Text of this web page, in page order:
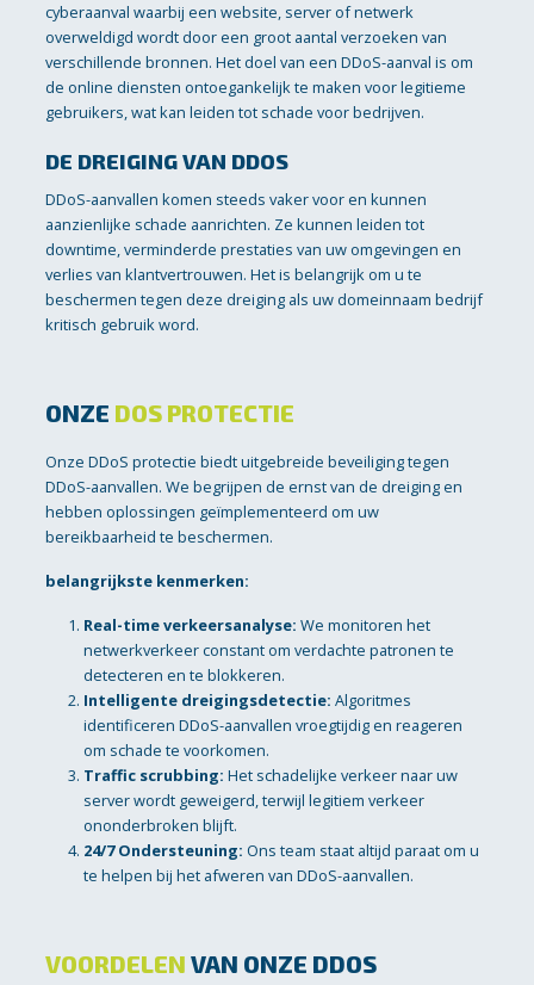
cyberaanval waarbij een website, server of netwerk
overweldigd wordt door een groot aantal verzoeken van
verschillende bronnen. Het doel van een DDoS-aanval is om
de online diensten ontoegankelijk te maken voor legitieme
gebruikers, wat kan leiden tot schade voor bedrijven.
DE DREIGING VAN DDOS
DDoS-aanvallen komen steeds vaker voor en kunnen
aanzienlijke schade aanrichten. Ze kunnen leiden tot
downtime, verminderde prestaties van uw omgevingen en
verlies van klantvertrouwen. Het is belangrijk om u te
beschermen tegen deze dreiging als uw domeinnaam bedrijf
kritisch gebruik word.
ONZE DOS PROTECTIE
Onze DDoS protectie biedt uitgebreide beveiliging tegen
DDoS-aanvallen. We begrijpen de ernst van de dreiging en
hebben oplossingen geïmplementeerd om uw
bereikbaarheid te beschermen.
belangrijkste kenmerken:
Real-time verkeersanalyse: We monitoren het
netwerkverkeer constant om verdachte patronen te
detecteren en te blokkeren.
Intelligente dreigingsdetectie: Algoritmes
identificeren DDoS-aanvallen vroegtijdig en reageren
om schade te voorkomen.
Traffic scrubbing: Het schadelijke verkeer naar uw
server wordt geweigerd, terwijl legitiem verkeer
ononderbroken blijft.
24/7 Ondersteuning: Ons team staat altijd paraat om u
te helpen bij het afweren van DDoS-aanvallen.
VOORDELEN VAN ONZE DDOS